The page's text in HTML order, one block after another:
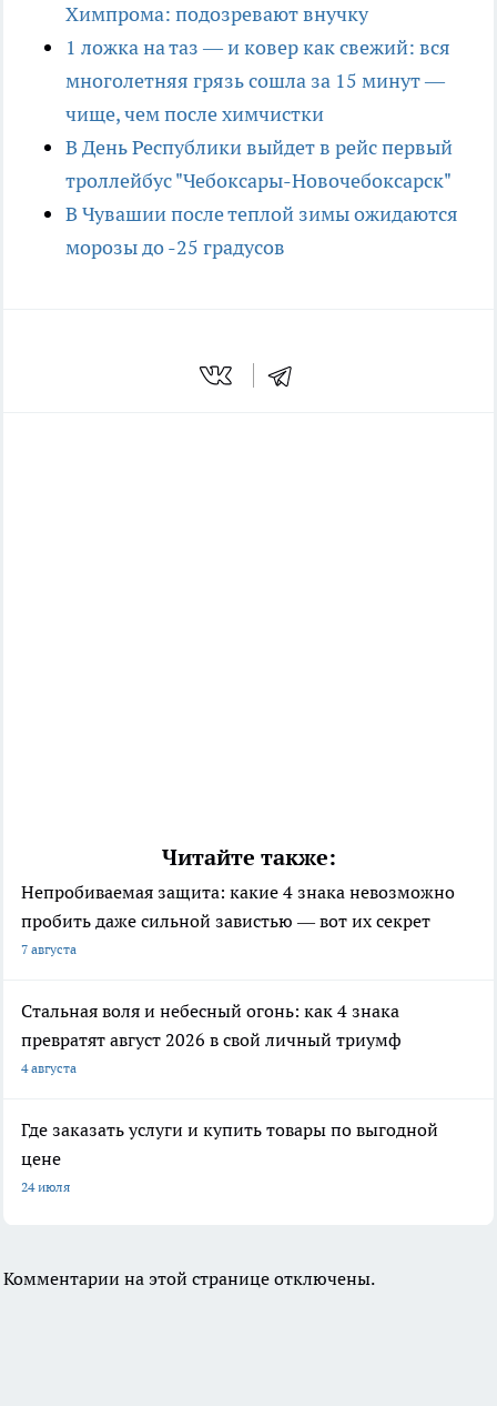
Химпрома: подозревают внучку
1 ложка на таз — и ковер как свежий: вся
многолетняя грязь сошла за 15 минут —
чище, чем после химчистки
В День Республики выйдет в рейс первый
троллейбус "Чебоксары-Новочебоксарск"
В Чувашии после теплой зимы ожидаются
морозы до -25 градусов
Читайте также:
Непробиваемая защита: какие 4 знака невозможно
пробить даже сильной завистью — вот их секрет
7 августа
Стальная воля и небесный огонь: как 4 знака
превратят август 2026 в свой личный триумф
4 августа
Где заказать услуги и купить товары по выгодной
цене
24 июля
Комментарии на этой странице отключены.